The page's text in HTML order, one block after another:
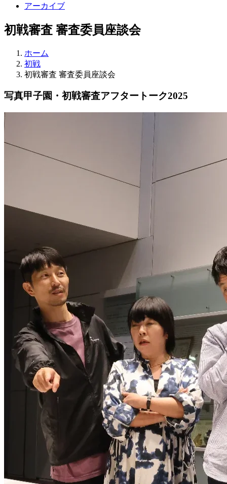
アーカイブ
初戦審査 審査委員座談会
ホーム
初戦
初戦審査 審査委員座談会
写真甲子園・初戦審査アフタートーク2025